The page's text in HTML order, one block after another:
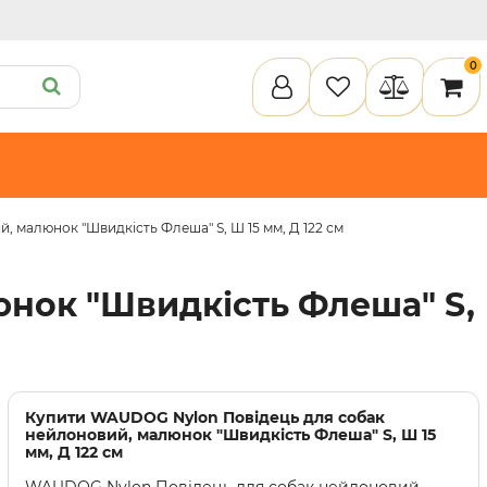
0
Туалети та аксесуари
Спальні місця
Інструменти для догляду
малюнок "Швидкість Флеша" S, Ш 15 мм, Д 122 см
"Швидкість Флеша" S,
Купити WAUDOG Nylon Повідець для собак
нейлоновий, малюнок "Швидкість Флеша" S, Ш 15
мм, Д 122 см